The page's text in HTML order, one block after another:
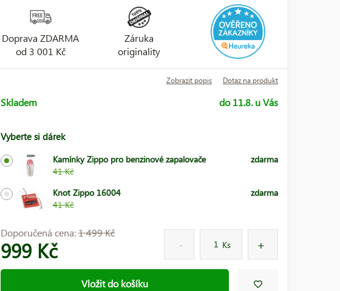
Doprava ZDARMA
od 3 001 Kč
Záruka
originality
Zobrazit popis Dotaz na produkt
Skladem do 11.8. u Vás
Vyberte si dárek
Kamínky Zippo pro benzinové zapalovače
41 Kč
zdarma
Knot Zippo 16004
41 Kč
zdarma
Doporučená cena:1 499 Kč
999 Kč Ks
Vložit do košíku